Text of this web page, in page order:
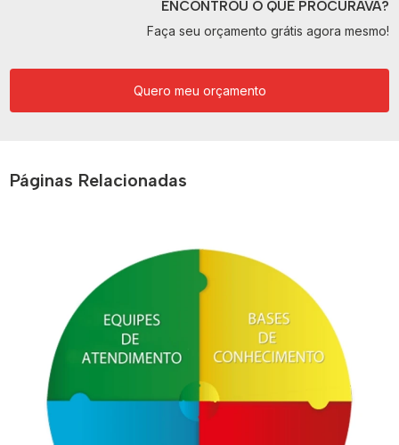
ENCONTROU O QUE PROCURAVA?
Faça seu orçamento grátis agora mesmo!
Quero meu orçamento
Páginas Relacionadas